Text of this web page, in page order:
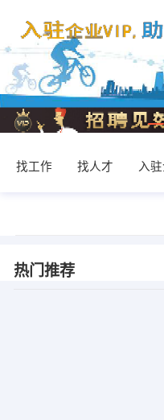
找工作 找人才 入
热门推荐